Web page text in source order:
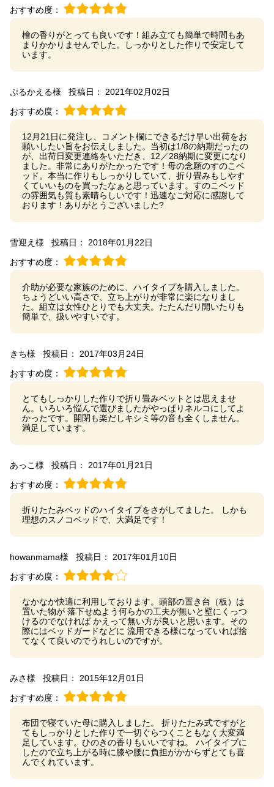
おすすめ度：
檜の香りがとっても良いです！組み立ても簡単で時間もあ
まりかかりませんでした。しっかりとした作りで安定して
います。
ぷるかえる様
投稿日： 2021年02月02日
おすすめ度：
12月21日に発注し、コメント欄にできるだけ早い出荷をお
願いしたい旨をお伝えしました。当初は1/8の納期だったの
が、出荷日変更連絡をいただき、12／28納期に変更になり
ました。非常にありがたかったです！母の念願のすのこベ
ッド。本当に作りもしっかりしていて、折り畳みもしやす
くていいものを買ったなぁと思っています。すのこベッド
の雰囲気も質も素晴らしいです！迅速なご対応に感謝して
おります！ありがとうございました?
雪迎え様
投稿日： 2018年01月22日
おすすめ度：
介助が必要な家族のために、ハイタイプを購入しました。
ちょうどいい高さで、立ち上がりが非常に楽になりまし
た。組立は女性ひとりでも大丈夫。たたんだり開いたりも
簡単で、扱いやすいです。
きち様
投稿日： 2017年03月24日
おすすめ度：
とてもしっかりした作りで折り畳みベットとは思えませ
ん。いろいろ悩んで選びましたがやっぱりネルコにしてよ
かったです。開閉も楽だしキシミ等の音も全くしません。
満足しています。
あっこ様
投稿日： 2017年01月21日
おすすめ度：
折りたたみベッドのハイタイプをさがしてました。 しかも
理想のスノコベッドで、大満足です！
howanmama様
投稿日： 2017年01月10日
おすすめ度：
なかなか快適に利用しております。頭部の置き台（板）は
置いた物が 落下せぬよう何らかの工夫が無いと壁にくっつ
けるのでなければ かえって無い方が良いと思います。その
際にはベッドガードなどに 流用できる様になっていれば捨
てなくて良いのでうれしいのですが。
みさ様
投稿日： 2015年12月01日
おすすめ度：
布団で寝ていた母に購入しました。 折りたたみ式ですがと
てもしっかりとした作りで一切ぐらつくこともなく大変満
足しています。ひのきの香りもいいですね。 ハイタイプに
したので立ち上がる時に膝や腰に負担がかからずとても喜
んでくれています。